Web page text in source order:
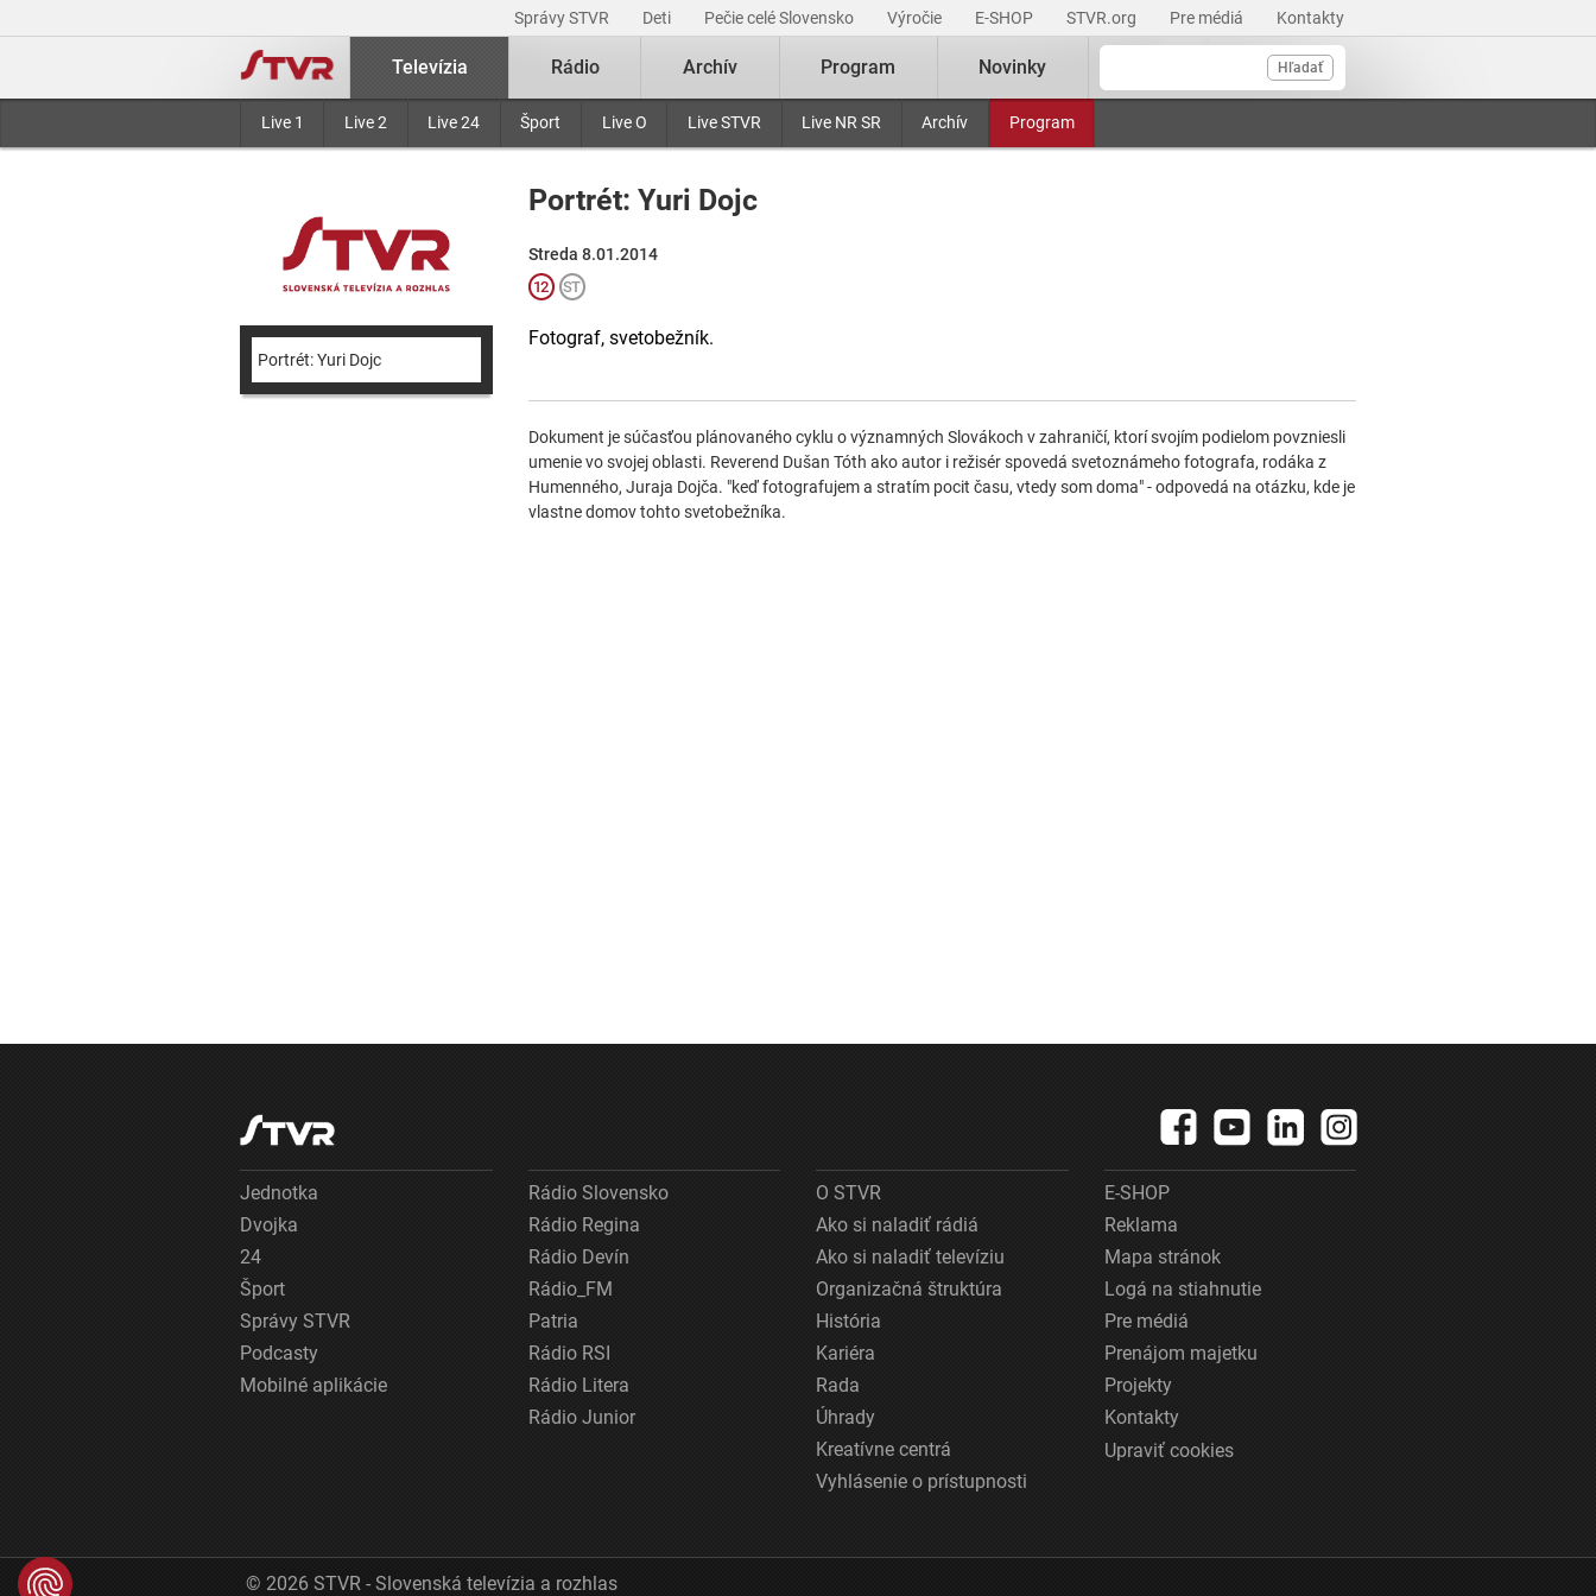
Správy STVR Deti Pečie celé Slovensko Výročie E-SHOP STVR.org Pre médiá Kontakty
Hľadať
Televízia
Live 1 Live 2 Live 24 Šport Live O Live STVR Live NR SR Archív Program
Rádio Archív Program Novinky
Portrét: Yuri Dojc
Portrét: Yuri Dojc
Streda 8.01.2014
Fotograf, svetobežník.
Dokument je súčasťou plánovaného cyklu o významných Slovákoch v zahraničí, ktorí svojím podielom povzniesli
umenie vo svojej oblasti. Reverend Dušan Tóth ako autor i režisér spovedá svetoznámeho fotografa, rodáka z
Humenného, Juraja Dojča. "keď fotografujem a stratím pocit času, vtedy som doma" - odpovedá na otázku, kde je
vlastne domov tohto svetobežníka.
Jednotka
Dvojka
24
Šport
Správy STVR
Podcasty
Mobilné aplikácie
Rádio Slovensko
Rádio Regina
Rádio Devín
Rádio_FM
Patria
Rádio RSI
Rádio Litera
Rádio Junior
O STVR
Ako si naladiť rádiá
Ako si naladiť televíziu
Organizačná štruktúra
História
Kariéra
Rada
Úhrady
Kreatívne centrá
Vyhlásenie o prístupnosti
E-SHOP
Reklama
Mapa stránok
Logá na stiahnutie
Pre médiá
Prenájom majetku
Projekty
Kontakty
Upraviť cookies
© 2026 STVR - Slovenská televízia a rozhlas